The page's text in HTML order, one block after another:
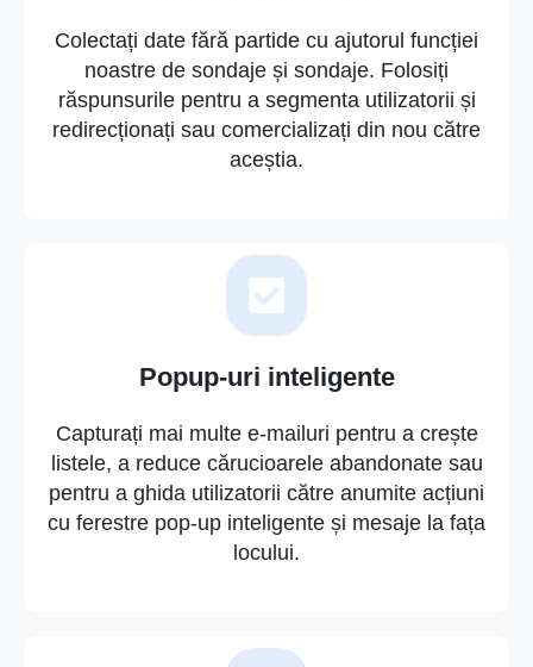
Colectați date fără partide cu ajutorul funcției
noastre de sondaje și sondaje. Folosiți
răspunsurile pentru a segmenta utilizatorii și
redirecționați sau comercializați din nou către
aceștia.
Popup-uri inteligente
Capturați mai multe e-mailuri pentru a crește
listele, a reduce cărucioarele abandonate sau
pentru a ghida utilizatorii către anumite acțiuni
cu ferestre pop-up inteligente și mesaje la fața
locului.